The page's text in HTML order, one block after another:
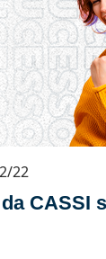
22
CASSI